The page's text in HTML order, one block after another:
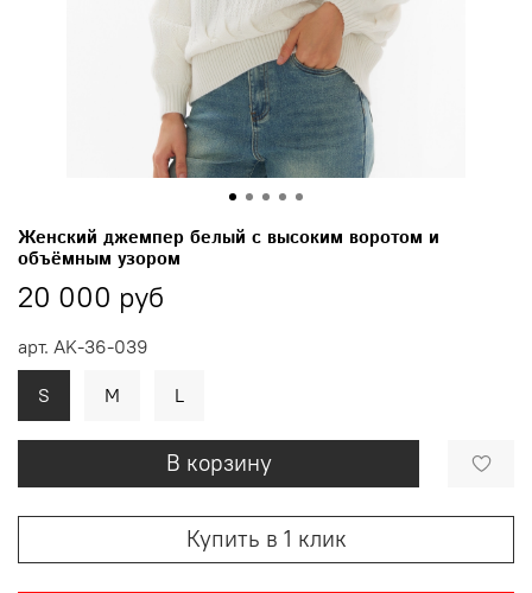
арт. AK-36-039
Женский джемпер белый с высоким воротом и
объёмным узором
20 000 руб
В корзину
Купить в 1 клик
S M L